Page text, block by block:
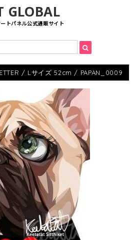
GLOBAL
トパネル公式通販サイト
/ Lサイズ 52cm / PAPAN_0009